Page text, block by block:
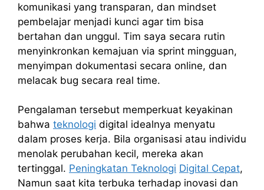
komunikasi yang transparan, dan mindset
pembelajar menjadi kunci agar tim bisa
bertahan dan unggul. Tim saya secara rutin
menyinkronkan kemajuan via sprint mingguan,
menyimpan dokumentasi secara online, dan
melacak bug secara real time.
Pengalaman tersebut memperkuat keyakinan
bahwa teknologi digital idealnya menyatu
dalam proses kerja. Bila organisasi atau individu
menolak perubahan kecil, mereka akan
tertinggal. Peningkatan Teknologi Digital Cepat,
Namun saat kita terbuka terhadap inovasi dan